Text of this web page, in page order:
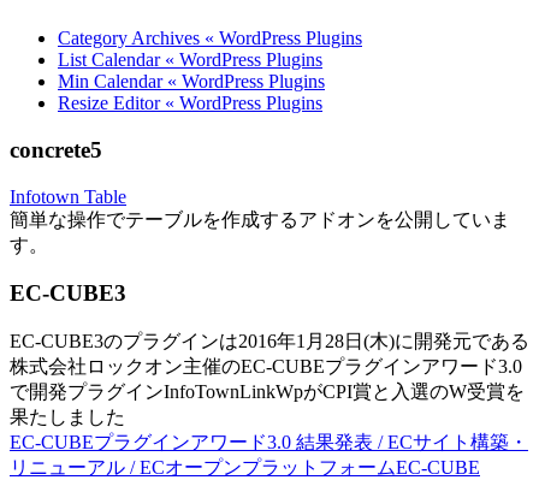
Category Archives « WordPress Plugins
List Calendar « WordPress Plugins
Min Calendar « WordPress Plugins
Resize Editor « WordPress Plugins
concrete5
Infotown Table
簡単な操作でテーブルを作成するアドオンを公開していま
す。
EC-CUBE3
EC-CUBE3のプラグインは2016年1月28日(木)に開発元である
株式会社ロックオン主催のEC-CUBEプラグインアワード3.0
で開発プラグインInfoTownLinkWpがCPI賞と入選のW受賞を
果たしました
EC-CUBEプラグインアワード3.0 結果発表 / ECサイト構築・
リニューアル / ECオープンプラットフォームEC-CUBE